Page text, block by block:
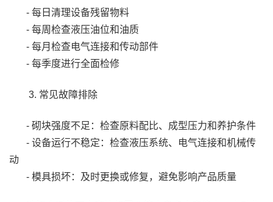
- 每日清理设备残留物料
- 每周检查液压油位和油质
- 每月检查电气连接和传动部件
- 每季度进行全面检修
3. 常见故障排除
- 砌块强度不足：检查原料配比、成型压力和养护条件
- 设备运行不稳定：检查液压系统、电气连接和机械传
动
- 模具损坏：及时更换或修复，避免影响产品质量